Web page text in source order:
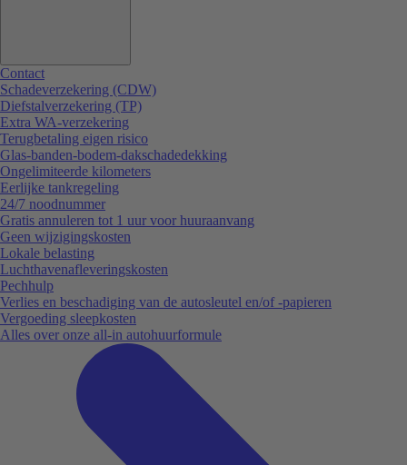
Contact
Schadeverzekering (CDW)
Diefstalverzekering (TP)
Extra WA-verzekering
Terugbetaling eigen risico
Glas-banden-bodem-dakschadedekking
Ongelimiteerde kilometers
Eerlijke tankregeling
24/7 noodnummer
Gratis annuleren tot 1 uur voor huuraanvang
Geen wijzigingskosten
Lokale belasting
Luchthavenafleveringskosten
Pechhulp
Verlies en beschadiging van de autosleutel en/of -papieren
Vergoeding sleepkosten
Alles over onze all-in autohuurformule